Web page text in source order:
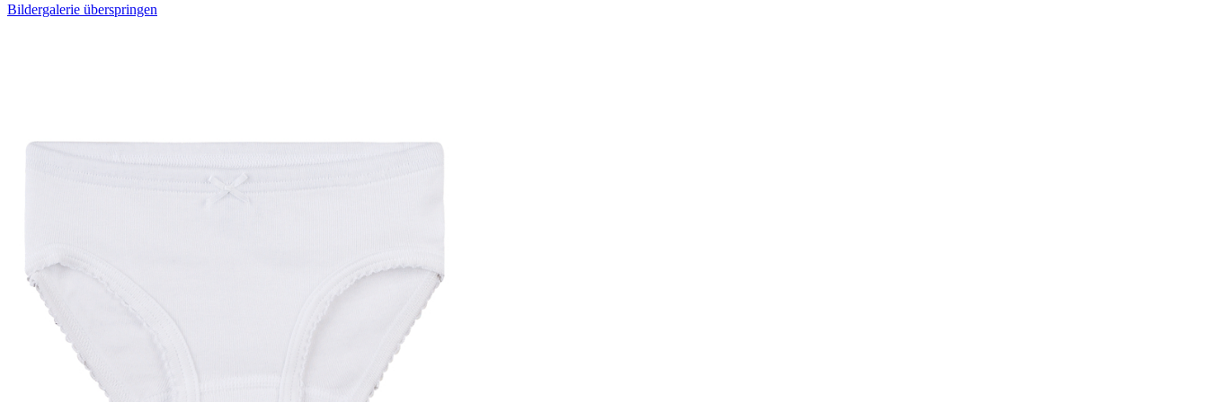
Bildergalerie überspringen